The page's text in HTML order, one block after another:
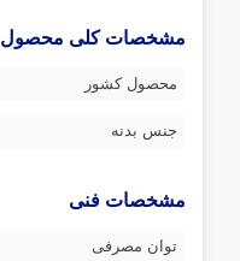
مشخصات کلی محصول
محصول کشور
جنس بدنه
مشخصات فنی
توان مصرفی